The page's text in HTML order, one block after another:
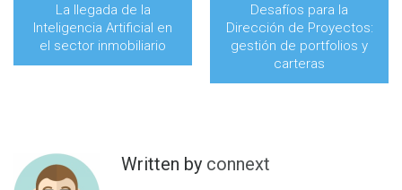
La llegada de la
Inteligencia Artificial en
el sector inmobiliario
Desafíos para la
Dirección de Proyectos:
gestión de portfolios y
carteras
Written by connext